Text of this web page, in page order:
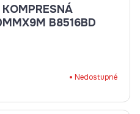
B8516BD
Nedostupné